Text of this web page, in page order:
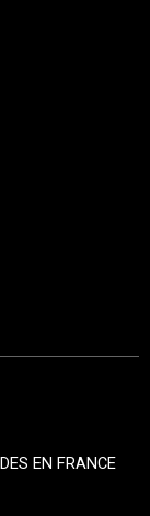
EN FRANCE